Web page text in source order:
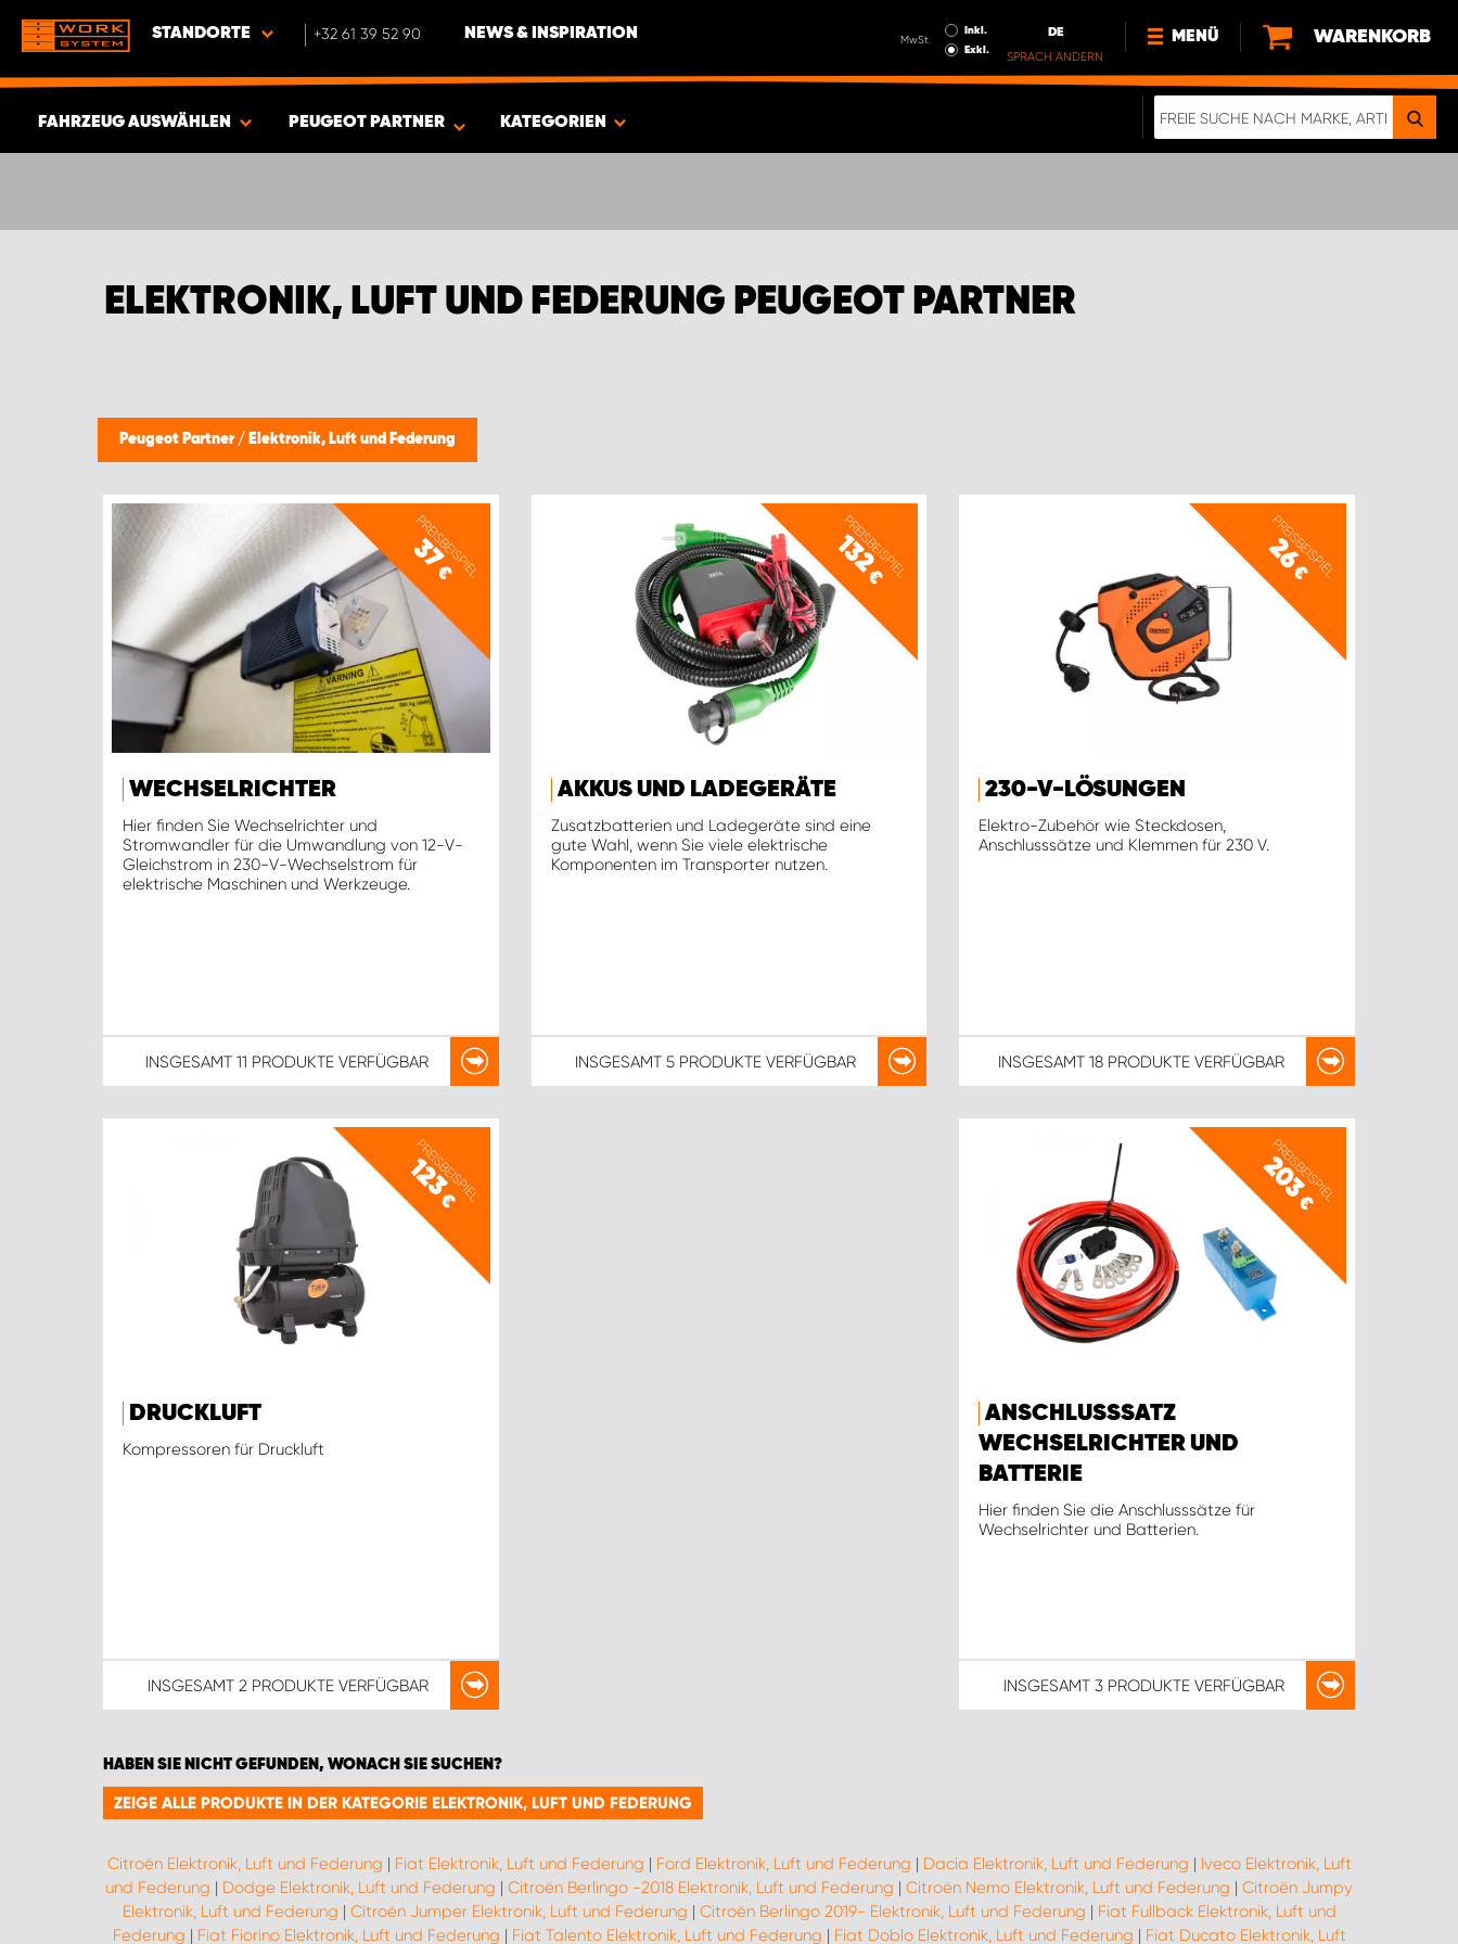
STANDORTE +32 61 39 52 90 NEWS & INSPIRATION MwSt.
Inkl.
Exkl.
DE
SPRACH ÄNDERN
MENÜ
NEWS
WARENKORB
FAHRZEUG AUSWÄHLEN
ARTIKEL
PEUGEOT PARTNER KATEGORIEN
ELEKTRONIK, LUFT UND FEDERUNG PEUGEOT PARTNER
Peugeot Partner / Elektronik, Luft und Federung
PREISBEISPIEL
37
€
WECHSELRICHTER
Hier finden Sie Wechselrichter und
Stromwandler für die Umwandlung von 12-V-
Gleichstrom in 230-V-Wechselstrom für
elektrische Maschinen und Werkzeuge.
INSGESAMT 11 PRODUKTEVERFÜGBAR
PREISBEISPIEL
132
€
AKKUS UND LADEGERÄTE
Zusatzbatterien und Ladegeräte sind eine
gute Wahl, wenn Sie viele elektrische
Komponenten im Transporter nutzen.
INSGESAMT5 PRODUKTE VERFÜGBAR
PREISBEISPIEL
26
€
230-V-LÖSUNGEN
Elektro-Zubehör wie Steckdosen,
Anschlusssätze und Klemmen für 230 V.
INSGESAMT 18 PRODUKTEVERFÜGBAR
PREISBEISPIEL
123
€
DRUCKLUFT
Kompressoren für Druckluft
INSGESAMT 2 PRODUKTEVERFÜGBAR
PREISBEISPIEL
203
€
ANSCHLUSSSATZ
WECHSELRICHTER UND
BATTERIE
Hier finden Sie die Anschlusssätze für
Wechselrichter und Batterien.
INSGESAMT 3 PRODUKTE VERFÜGBAR
HABEN SIE NICHT GEFUNDEN, WONACH SIE SUCHEN?
ZEIGE ALLE PRODUKTE IN DER KATEGORIE ELEKTRONIK, LUFT UND FEDERUNG
Citroën Elektronik, Luft und Federung | Fiat Elektronik, Luft und Federung | Ford Elektronik, Luft und Federung | Dacia Elektronik, Luft und Federung | Iveco Elektronik, Luft
und Federung | Dodge Elektronik, Luft und Federung | Citroën Berlingo -2018 Elektronik, Luft und Federung | Citroën Nemo Elektronik, Luft und Federung | Citroën Jumpy
Elektronik, Luft und Federung | Citroën Jumper Elektronik, Luft und Federung | Citroën Berlingo 2019- Elektronik, Luft und Federung | Fiat Fullback Elektronik, Luft und
Federung | Fiat Fiorino Elektronik, Luft und Federung | Fiat Talento Elektronik, Luft und Federung | Fiat Doblo Elektronik, Luft und Federung | Fiat Ducato Elektronik, Luft